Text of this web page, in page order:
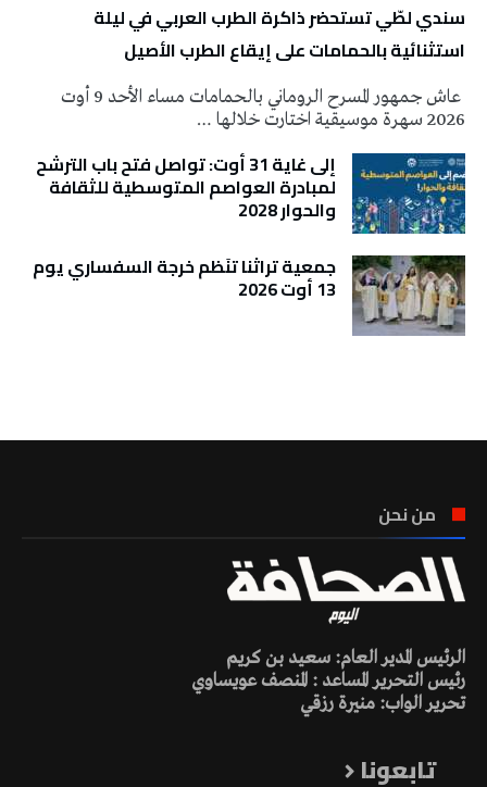
سندي لطّي تستحضر ذاكرة الطرب العربي في ليلة
استثنائية بالحمامات على إيقاع الطرب الأصيل
عاش جمهور المسرح الروماني بالحمامات مساء الأحد 9 أوت
2026 سهرة موسيقية اختارت خلالها …
إلى غاية 31 أوت: تواصل فتح باب الترشح
لمبادرة العواصم المتوسطية للثقافة
والحوار 2028
جمعية تراثنا تنَظم خرجة السفساري يوم
13 أوت 2026
من نحن
الرئيس المدير العام: سعيد بن كريم
رئيس التحرير المساعد : المنصف عويساوي
تحرير الواب: منيرة رزقي
تابعونا